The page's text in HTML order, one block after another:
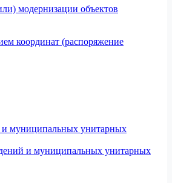
модернизации объектов
координат (распоряжение
и муниципальных унитарных
и муниципальных унитарных